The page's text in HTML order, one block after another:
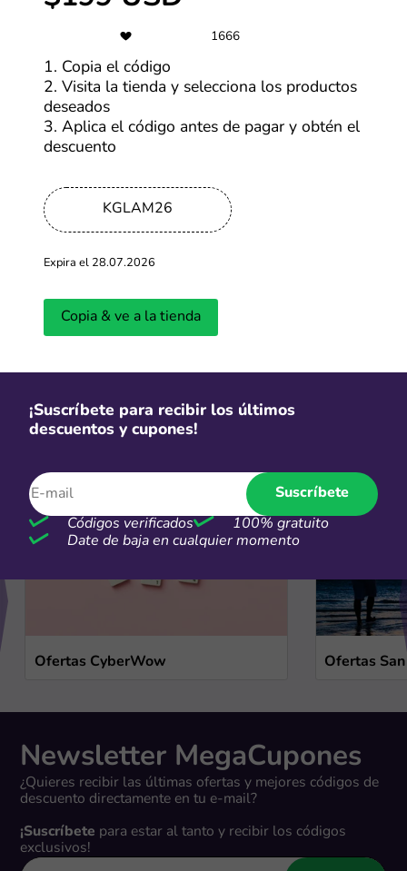
Últimas entradas del blog
Ver más
¿Cuándo será la primera edición del
CyberWow en 2026?
Ofertas de temporada
Ofertas CyberWow Ofertas
Newsletter MegaCupones
¿Quieres recibir las últimas ofertas y mejores códigos de
descuento directamente en tu e-mail?
¡Suscríbete para estar al tanto y recibir los códigos
exclusivos!
1666
1. Copia el código
2. Visita la tienda y selecciona los productos
deseados
3. Aplica el código antes de pagar y obtén el
descuento
KGLAM26
Expira el 28.07.2026
Copia & ve a la tienda
¡Suscríbete para recibir los últimos
descuentos y cupones!
Suscríbete
Códigos verificados
100% gratuito
Date de baja en cualquier momento